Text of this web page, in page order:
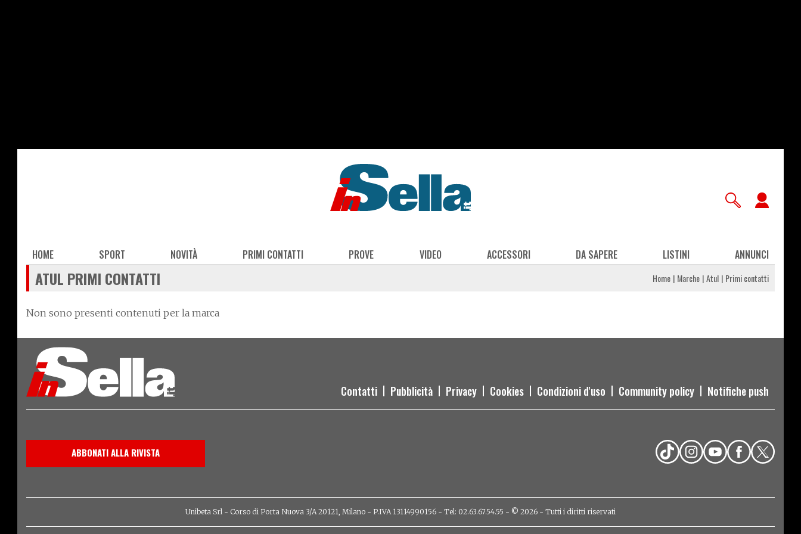
Main
navigation
HOME SPORT NOVITÀ PRIMI CONTATTI PROVE VIDEO ACCESSORI DA SAPERE LISTINI ANNUNCI
ATUL PRIMI CONTATTI Home Marche Atul Primi contatti
Non sono presenti contenuti per la marca
Contatti Pubblicità Privacy Cookies Condizioni d'uso Community policy Notifiche push
ABBONATI ALLA RIVISTA
Unibeta Srl - Corso di Porta Nuova 3/A 20121, Milano - P.IVA 13114990156 - Tel: 02.63.67.54.55 - © 2026 - Tutti i diritti riservati